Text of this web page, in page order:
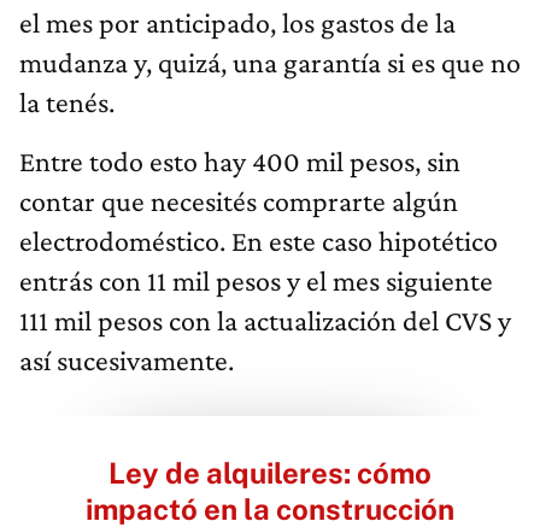
el mes por anticipado, los gastos de la
mudanza y, quizá, una garantía si es que no
la tenés.
Entre todo esto hay 400 mil pesos, sin
contar que necesités comprarte algún
electrodoméstico. En este caso hipotético
entrás con 11 mil pesos y el mes siguiente
111 mil pesos con la actualización del CVS y
así sucesivamente.
Ley de alquileres: cómo
impactó en la construcción